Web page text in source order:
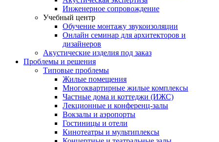
Инженерное сопровождение
Учебный центр
Обучение монтажу звукоизоляции
Онлайн семинар для архитекторов и
дизайнеров
Акустические изделия под заказ
Проблемы и решения
Типовые проблемы
Жилые помещения
Многоквартирные жилые комплексы
Частные дома и коттеджи (ИЖС)
Лекционные и конференц-залы
Вокзалы и аэропорты
Гостиницы и отели
Кинотеатры и мультиплексы